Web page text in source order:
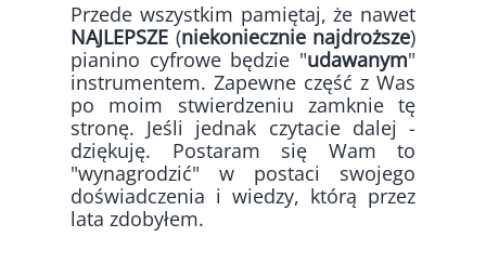
Przede wszystkim pamiętaj, że nawet
NAJLEPSZE (niekoniecznie najdroższe)
pianino cyfrowe będzie "udawanym"
instrumentem. Zapewne część z Was
po moim stwierdzeniu zamknie tę
stronę. Jeśli jednak czytacie dalej -
dziękuję. Postaram się Wam to
"wynagrodzić" w postaci swojego
doświadczenia i wiedzy, którą przez
lata zdobyłem.